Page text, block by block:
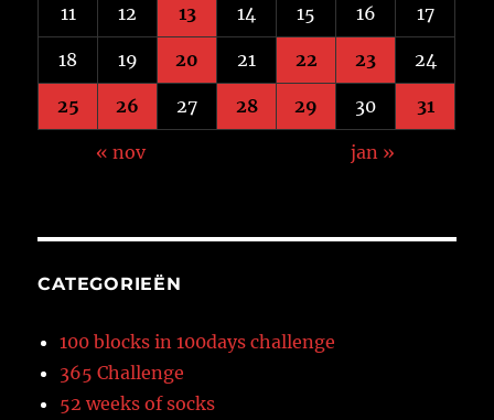
11 12 13 14 15 16 17
18 19 20 21 22 23 24
25 26 27 28 29 30 31
« nov jan »
CATEGORIEËN
100 blocks in 100days challenge
365 Challenge
52 weeks of socks